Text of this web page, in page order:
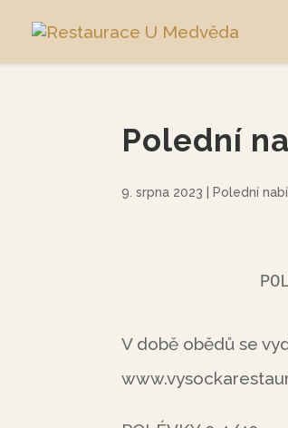
Polední
9. srpna 2023 Polední
V době obědů se